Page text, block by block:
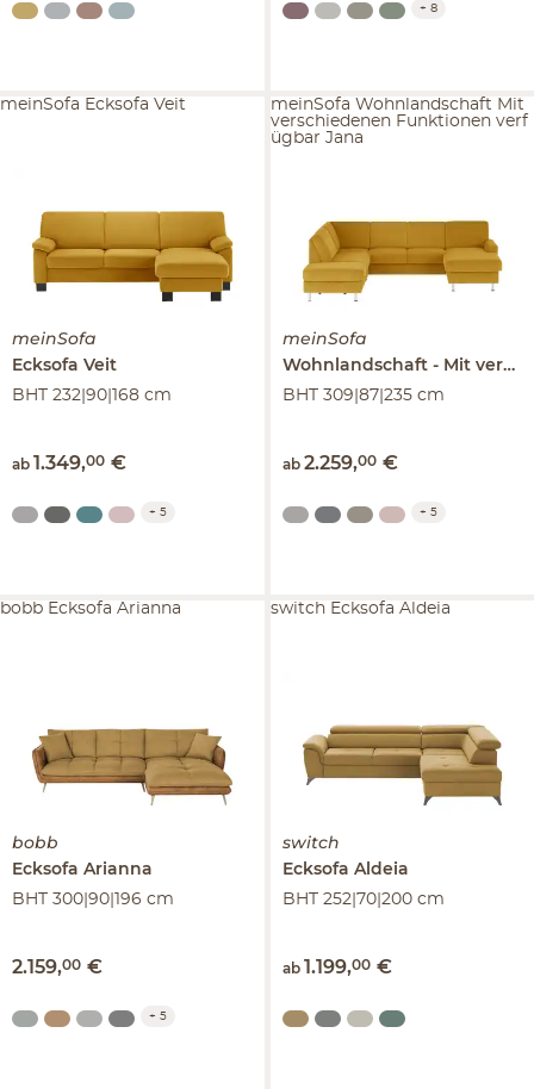
+ 8
meinSofa
Ecksofa Veit
BHT 232|90|168 cm
ab 1.349,00 €
meinSofa Ecksofa Veit
+ 5
meinSofa
Wohnlandschaft
Mit verschiedenen Funktionen verfügbar
BHT 309|87|235 cm
ab 2.259,00 €
meinSofa Wohnlandschaft Mit
verschiedenen Funktionen verf
ügbar Jana
+ 5
bobb
Ecksofa Arianna
BHT 300|90|196 cm
2.159,00 €
bobb Ecksofa Arianna
+ 5
switch
Ecksofa Aldeia
BHT 252|70|200 cm
ab 1.199,00 €
switch Ecksofa Aldeia